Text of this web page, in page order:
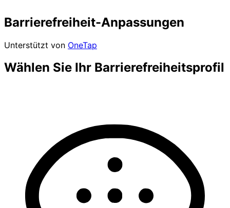
Barrierefreiheit-Anpassungen
Unterstützt von OneTap
Wählen Sie Ihr Barrierefreiheitsprofil